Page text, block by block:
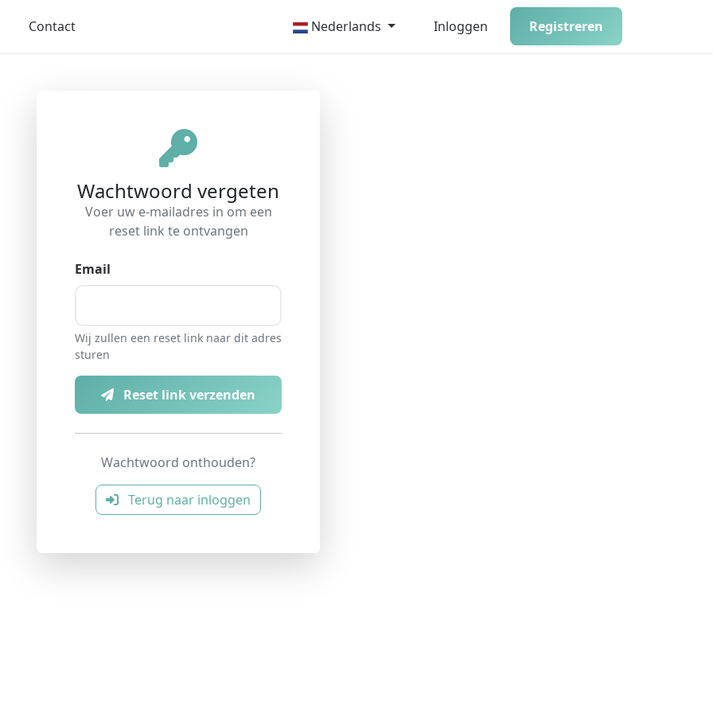
Contact Nederlands Inloggen Registreren
Wachtwoord vergeten
Voer uw e-mailadres in om een
reset link te ontvangen
Email
Wij zullen een reset link naar dit adres
sturen
Reset link verzenden
Wachtwoord onthouden?
Terug naar inloggen